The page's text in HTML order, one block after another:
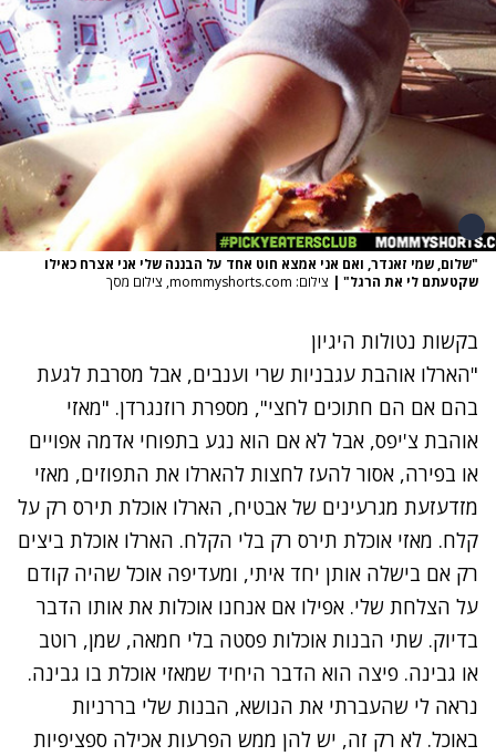
"שלום, שמי זאנדר, ואם אני אמצא חוט אחד על הבננה שלי אני אצרח כאילו
שקטעתם לי את הרגל" | צילום: mommyshorts.com, צילום מסך
בקשות נטולות היגיון
"הארלו אוהבת עגבניות שרי וענבים, אבל מסרבת לגעת
בהם אם הם חתוכים לחצי", מספרת רוזנגרדן. "מאזי
אוהבת צ'יפס, אבל לא אם הוא נגע בתפוחי אדמה אפויים
או בפירה, אסור להעז לחצות להארלו את התפוזים, מאזי
מזדעזעת מגרעינים של אבטיח, הארלו אוכלת תירס רק על
קלח. מאזי אוכלת תירס רק בלי הקלח. הארלו אוכלת ביצים
רק אם בישלה אותן יחד איתי, ומעדיפה אוכל שהיה קודם
על הצלחת שלי. אפילו אם אנחנו אוכלות את אותו הדבר
בדיוק. שתי הבנות אוכלות פסטה בלי חמאה, שמן, רוטב
או גבינה. פיצה הוא הדבר היחיד שמאזי אוכלת בו גבינה.
נראה לי שהעברתי את הנושא, הבנות שלי בררניות
באוכל. לא רק זה, יש להן ממש הפרעות אכילה ספציפיות